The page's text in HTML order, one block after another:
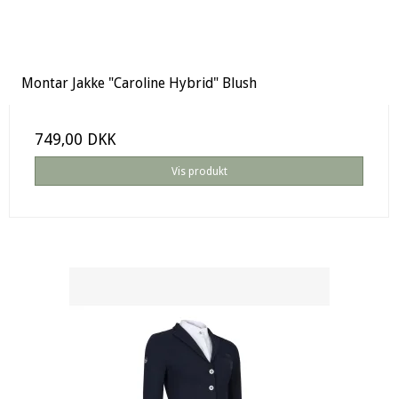
Montar Jakke "Caroline Hybrid" Blush
749,00 DKK
Vis produkt